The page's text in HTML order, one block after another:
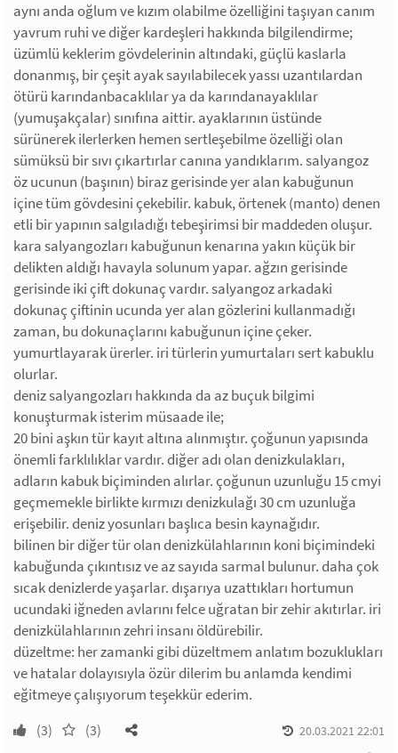
aynı anda oğlum ve kızım olabilme özelliğini taşıyan canım
yavrum ruhi ve diğer kardeşleri hakkında bilgilendirme;
üzümlü keklerim gövdelerinin altındaki, güçlü kaslarla
donanmış, bir çeşit ayak sayılabilecek yassı uzantılardan
ötürü karındanbacaklılar ya da karındanayaklılar
(yumuşakçalar) sınıfına aittir. ayaklarının üstünde
sürünerek ilerlerken hemen sertleşebilme özelliği olan
sümüksü bir sıvı çıkartırlar canına yandıklarım. salyangoz
öz ucunun (başının) biraz gerisinde yer alan kabuğunun
içine tüm gövdesini çekebilir. kabuk, örtenek (manto) denen
etli bir yapının salgıladığı tebeşirimsi bir maddeden oluşur.
kara salyangozları kabuğunun kenarına yakın küçük bir
delikten aldığı havayla solunum yapar. ağzın gerisinde
gerisinde iki çift dokunaç vardır. salyangoz arkadaki
dokunaç çiftinin ucunda yer alan gözlerini kullanmadığı
zaman, bu dokunaçlarını kabuğunun içine çeker.
yumurtlayarak ürerler. iri türlerin yumurtaları sert kabuklu
olurlar.
deniz salyangozları hakkında da az buçuk bilgimi
konuşturmak isterim müsaade ile;
20 bini aşkın tür kayıt altına alınmıştır. çoğunun yapısında
önemli farklılıklar vardır. diğer adı olan denizkulakları,
adların kabuk biçiminden alırlar. çoğunun uzunluğu 15 cmyi
geçmemekle birlikte kırmızı denizkulağı 30 cm uzunluğa
erişebilir. deniz yosunları başlıca besin kaynağıdır.
bilinen bir diğer tür olan denizkülahlarının koni biçimindeki
kabuğunda çıkıntısız ve az sayıda sarmal bulunur. daha çok
sıcak denizlerde yaşarlar. dışarıya uzattıkları hortumun
ucundaki iğneden avlarını felce uğratan bir zehir akıtırlar. iri
denizkülahlarının zehri insanı öldürebilir.
düzeltme: her zamanki gibi düzeltmem anlatım bozuklukları
ve hatalar dolayısıyla özür dilerim bu anlamda kendimi
eğitmeye çalışıyorum teşekkür ederim.
(3) (3) 20.03.2021 22:01